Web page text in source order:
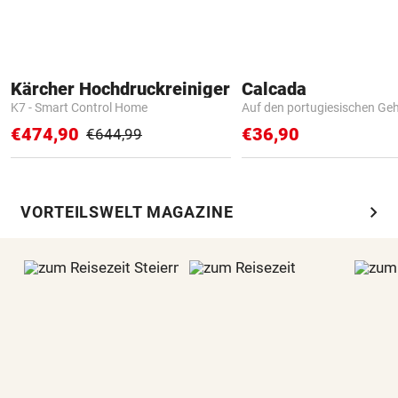
Kärcher Hochdruckreiniger
K7 - Smart Control Home
€474,90 €644,99
Calcada
Auf den portugiesischen
€36,90
VORTEILSWELT MAGAZINE chevron_right